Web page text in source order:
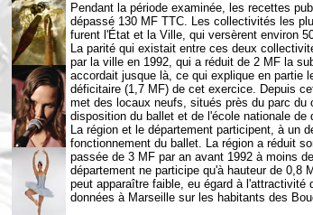
Pendant la période examinée, les recettes
dépassé 130 MF TTC. Les collectivités les
furent l'État et la Ville, qui versèrent environ
La parité qui existait entre ces deux
par la ville en 1992, qui a réduit de 2 MF la
accordait jusque là, ce qui explique en partie
déficitaire (1,7 MF) de cet exercice. Depuis
met des locaux neufs, situés près du parc du
disposition du ballet et de l'école nationale de
La région et le département participent, à un
fonctionnement du ballet. La région a réduit
passée de 3 MF par an avant 1992 à moins
département ne participe qu'à hauteur de 0,8
peut apparaître faible, eu égard à l'attractivité
données à Marseille sur les habitants des